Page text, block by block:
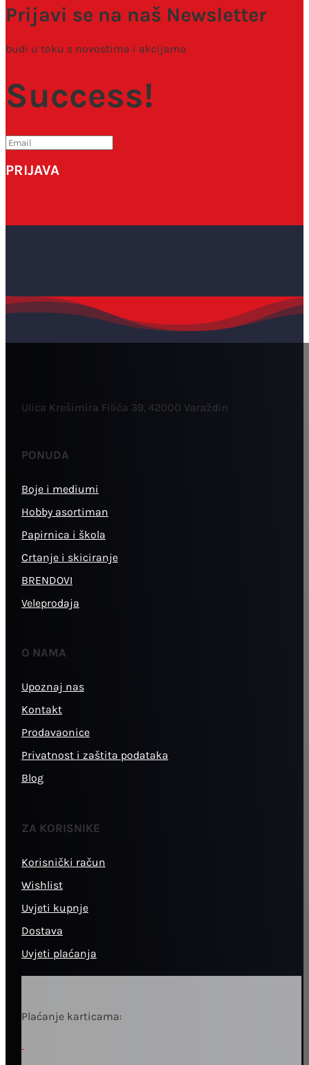
Prijavi se na naš Newsletter
budi u toku s novostima i akcijama
Success!
PRIJAVA
Ulica Krešimira Filića 39, 42000 Varaždin
PONUDA
Boje i mediumi
Hobby asortiman
Papirnica i škola
Crtanje i skiciranje
BRENDOVI
Veleprodaja
O NAMA
Upoznaj nas
Kontakt
Prodavaonice
Privatnost i zaštita podataka
Blog
ZA KORISNIKE
Korisnički račun
Wishlist
Uvjeti kupnje
Dostava
Uvjeti plaćanja
Plaćanje karticama: